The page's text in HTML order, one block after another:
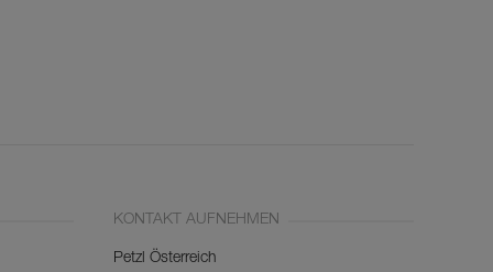
KONTAKT AUFNEHMEN
Petzl Österreich